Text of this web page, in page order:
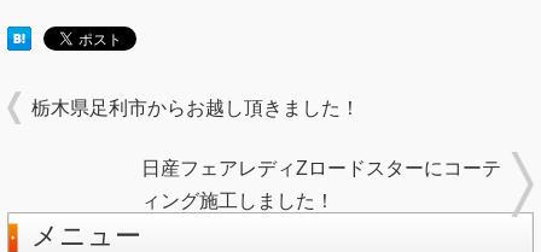
栃木県足利市からお越し頂きました！
日産フェアレディZロードスターにコーテ
ィング施工しました！
メニュー